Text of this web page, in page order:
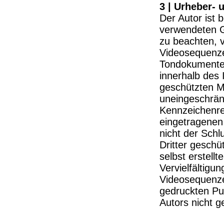
3 | Urheber-
Der Autor ist
verwendeten
zu beachten,
innerhalb des
geschützten
nicht der
Dritter
selbst
gedruckten
Autors nicht